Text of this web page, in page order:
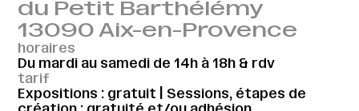
du Petit Barthélémy
13090 Aix-en-Provence
horaires
Du mardi au samedi de 14h à 18h & rdv
tarif
Expositions : gratuit | Sessions, étapes de